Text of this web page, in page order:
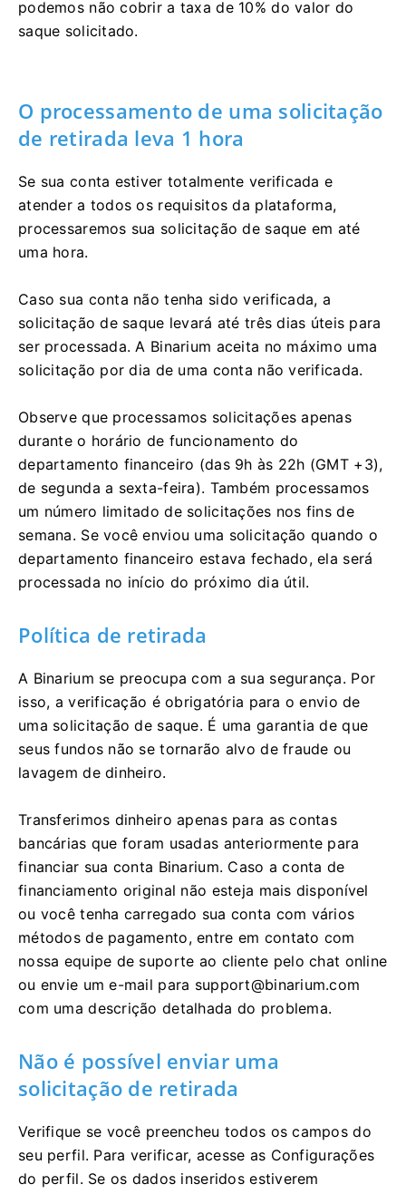
podemos não cobrir a taxa de 10% do valor do
saque solicitado.
O processamento de uma solicitação
de retirada leva 1 hora
Se sua conta estiver totalmente verificada e
atender a todos os requisitos da plataforma,
processaremos sua solicitação de saque em até
uma hora.
Caso sua conta não tenha sido verificada, a
solicitação de saque levará até três dias úteis para
ser processada. A Binarium aceita no máximo uma
solicitação por dia de uma conta não verificada.
Observe que processamos solicitações apenas
durante o horário de funcionamento do
departamento financeiro (das 9h às 22h (GMT +3),
de segunda a sexta-feira). Também processamos
um número limitado de solicitações nos fins de
semana. Se você enviou uma solicitação quando o
departamento financeiro estava fechado, ela será
processada no início do próximo dia útil.
Política de retirada
A Binarium se preocupa com a sua segurança. Por
isso, a verificação é obrigatória para o envio de
uma solicitação de saque. É uma garantia de que
seus fundos não se tornarão alvo de fraude ou
lavagem de dinheiro.
Transferimos dinheiro apenas para as contas
bancárias que foram usadas anteriormente para
financiar sua conta Binarium. Caso a conta de
financiamento original não esteja mais disponível
ou você tenha carregado sua conta com vários
métodos de pagamento, entre em contato com
nossa equipe de suporte ao cliente pelo chat online
ou envie um e-mail para support@binarium.com
com uma descrição detalhada do problema.
Não é possível enviar uma
solicitação de retirada
Verifique se você preencheu todos os campos do
seu perfil. Para verificar, acesse as Configurações
do perfil. Se os dados inseridos estiverem